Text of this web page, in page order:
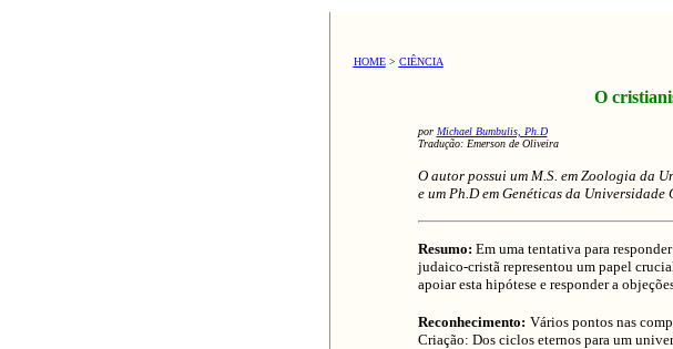
HOME> CIÊNCIA
O
por Michael Bumbulis, Ph.D
Tradução: Emerson de Oliveira
O autor possui um M.S. em Zoologia da
e um Ph.D em Genéticas da Universidade
Resumo: Em uma tentativa para
judaico-cristã representou um papel
apoiar esta hipótese e responder a
Reconhecimento: Vários pontos nas
Criação: Dos ciclos eternos para um